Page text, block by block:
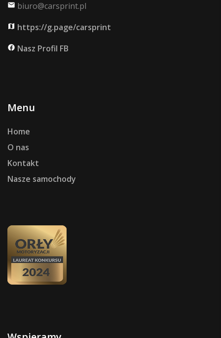
mail biuro@carsprint.pl
map https://g.page/carsprint
facebook Nasz Profil FB
Menu
Home
O nas
Kontakt
Nasze samochody